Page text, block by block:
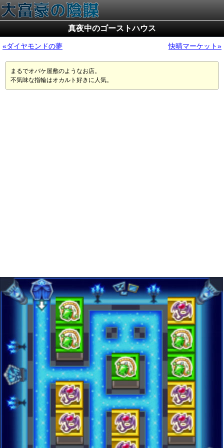
真夜中のゴーストハウス
ダイヤモンドの夢 快晴マーケット
まるでオバケ屋敷のようなお店。
不気味な指輪はオカルト好きに人気。